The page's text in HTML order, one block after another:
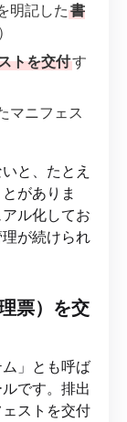
明記した書
トを交付す
マニフェス
と、たとえ
がありま
ル化してお
が続けられ
票）を交
」とも呼ば
です。排出
ストを交付